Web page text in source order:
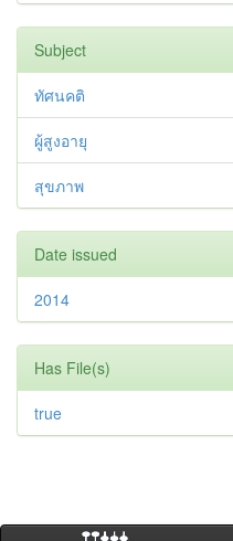
Subject
ทัศนคติ
ผู้สูงอายุ
สุขภาพ
Date issued
2014
Has File(s)
true